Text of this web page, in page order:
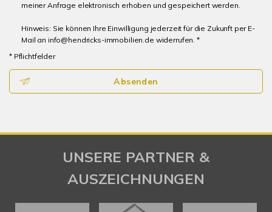
meiner Anfrage elektronisch erhoben und gespeichert werden.
Hinweis: Sie können Ihre Einwilligung jederzeit für die Zukunft per E-
Mail an info@hendricks-immobilien.de widerrufen. *
* Pflichtfelder
Absenden
UNSERE PARTNER &
AUSZEICHNUNGEN